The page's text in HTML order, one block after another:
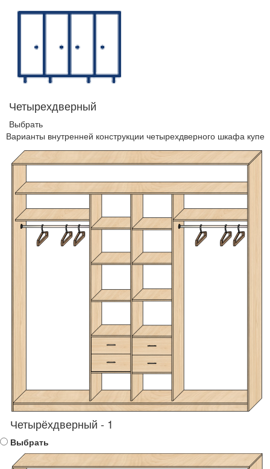
Четырехдверный
Выбрать
Варианты внутренней конструкции четырехдверного шкафа купе
Четырёхдверный - 1
Выбрать